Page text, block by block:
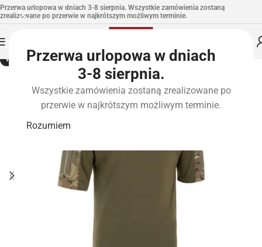
Przerwa urlopowa w dniach
3-8 sierpnia.
Wszystkie zamówienia zostaną zrealizowane po
przerwie w najkrótszym możliwym terminie.
Rozumiem
Przerwa urlopowa w dniach 3-8 sierpnia. Wszystkie zamówienia zostaną
zrealizowane po przerwie w najkrótszym możliwym terminie.
WYPRZEDANE